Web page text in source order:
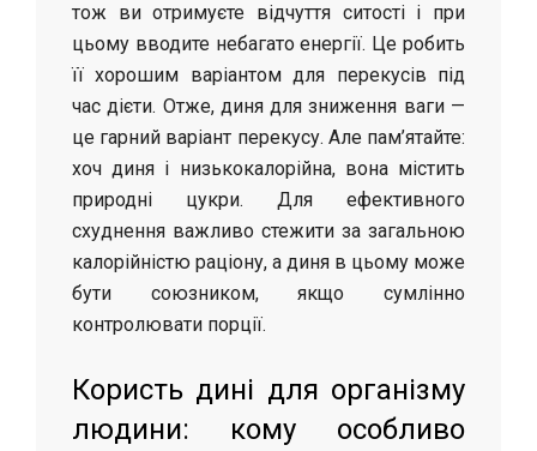
тож ви отримуєте відчуття ситості і при
цьому вводите небагато енергії. Це робить
її хорошим варіантом для перекусів під
час дієти. Отже, диня для зниження ваги —
це гарний варіант перекусу. Але пам’ятайте:
хоч диня і низькокалорійна, вона містить
природні цукри. Для ефективного
схуднення важливо стежити за загальною
калорійністю раціону, а диня в цьому може
бути союзником, якщо сумлінно
контролювати порції.
Користь дині для організму
людини: кому особливо